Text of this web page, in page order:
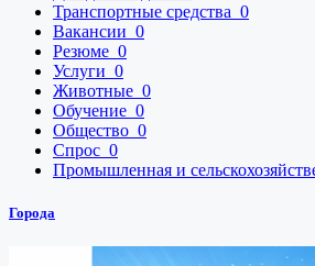
Транспортные средства 0
Вакансии 0
Резюме 0
Услуги 0
Животные 0
Обучение 0
Общество 0
Спрос 0
Промышленная и
Города